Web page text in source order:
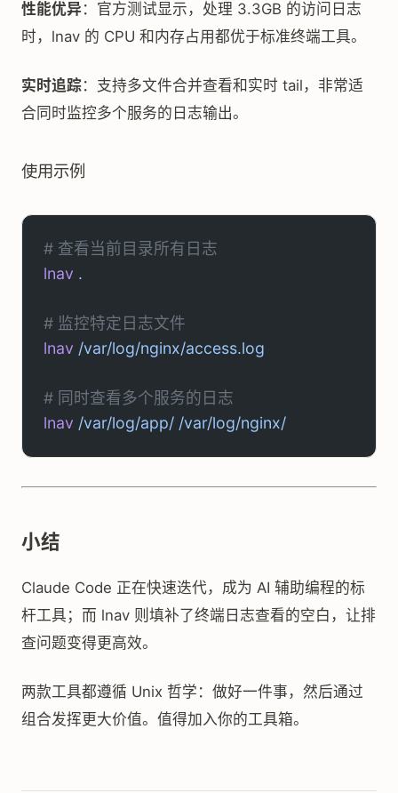
性能优异 ：官方测试显示，处理 3.3GB 的访问日志
时，lnav 的 CPU 和内存占用都优于标准终端工具。
实时追踪：支持多文件合并查看和实时 tail，非常适
合同时监控多个服务的日志输出。
使用示例
# 查看当前目录所有日志
lnav .
# 监控特定日志文件
lnav /var/log/nginx/access.log
# 同时查看多个服务的日志
lnav /var/log/app/ /var/log/nginx/
小结
Claude Code 正在快速迭代，成为 AI 辅助编程的标
杆工具；而 lnav 则填补了终端日志查看的空白，让排
查问题变得更高效。
两款工具都遵循 Unix 哲学：做好一件事，然后通过
组合发挥更大价值。值得加入你的工具箱。